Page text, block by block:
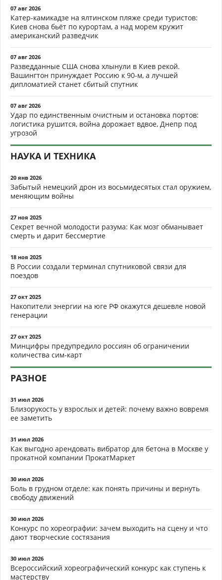
07 авг 2026
Катер-камикадзе на ялтинском пляже среди туристов:
Киев снова бьёт по курортам, а над морем кружит
американский разведчик
07 авг 2026
Разведданные США снова хлынули в Киев рекой.
Вашингтон принуждает Россию к 90-м, а лучшей
дипломатией станет сбитый спутник
07 авг 2026
Удар по единственным очистным и остановка портов:
логистика рушится, война дорожает вдвое, Днепр под
угрозой
НАУКА И ТЕХНИКА
20 янв 2026
Забытый немецкий дрон из восьмидесятых стал оружием,
меняющим войны
27 ноя 2025
Секрет вечной молодости разума: Как мозг обманывает
смерть и дарит бессмертие
18 ноя 2025
В России создали терминал спутниковой связи для
поездов
27 окт 2025
Накопители энергии на юге РФ окажутся дешевле новой
генерации
27 окт 2025
Минцифры предупредило россиян об ограничении
количества сим-карт
РАЗНОЕ
31 июл 2026
Близорукость у взрослых и детей: почему важно вовремя
ее заметить
31 июл 2026
Как выгодно арендовать вибратор для бетона в Москве у
прокатной компании ПрокатМаркет
30 июл 2026
Боль в грудном отделе: как понять причины и вернуть
свободу движений
30 июл 2026
Конкурс по хореографии: зачем выходить на сцену и что
дают творческие состязания
30 июл 2026
Всероссийский хореографический конкурс как ступень к
мастерству